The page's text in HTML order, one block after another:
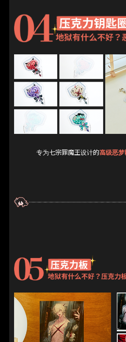
专为七宗罪魔王设计的高级恶梦